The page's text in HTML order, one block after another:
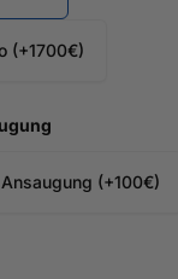
(+1700€)
(+100€)